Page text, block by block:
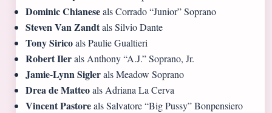
Dominic Chianeseals Corrado “Junior” Soprano
Steven Van Zandtals Silvio Dante
Tony Siricoals Paulie Gualtieri
Robert Ilerals Anthony “A.J.” Soprano, Jr.
Jamie-Lynn Siglerals Meadow Soprano
Drea de Matteoals Adriana La Cerva
Vincent Pastoreals Salvatore “Big Pussy” Bonpensiero